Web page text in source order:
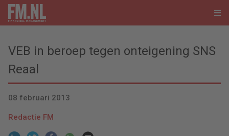
VEB in beroep tegen onteigening SNS
Reaal
08 februari 2013
Redactie FM